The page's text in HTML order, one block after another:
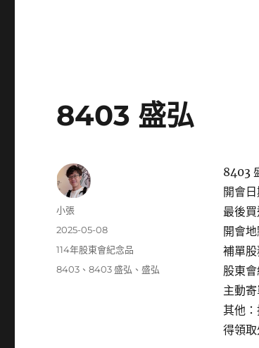
8403 盛弘
8403
開會
最後
開會
補單
股東
主動
其他
得領
作
小張
發
期:
2025-05-08
分
114年股東會紀念品
標
8403 、8403 盛弘 、盛弘